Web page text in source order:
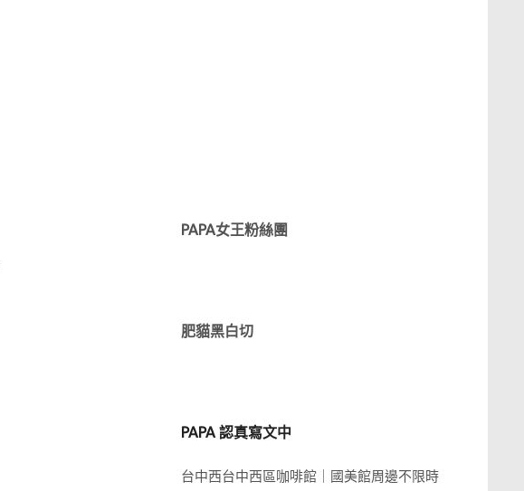
PAPA女王粉絲團
肥貓黑白切
PAPA 認真寫文中
台中西台中西區咖啡館｜國美館周邊不限時